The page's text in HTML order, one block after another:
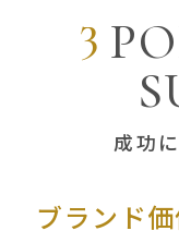
3 PO
S
成功
ブランド